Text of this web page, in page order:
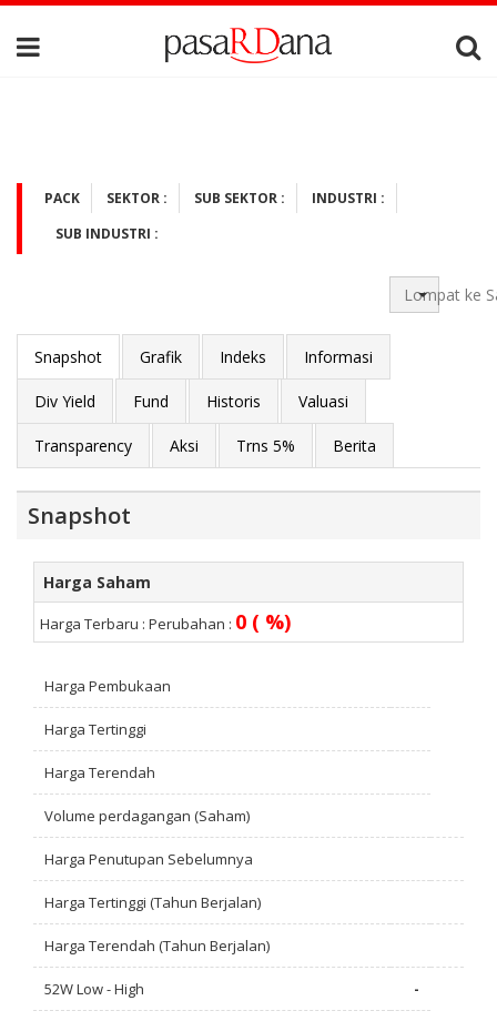
PACK SEKTOR : SUB SEKTOR :
INDUSTRI :
SUB INDUSTRI :
Lompat ke
Snapshot Grafik Indeks Informasi
Div Yield Fund Historis Valuasi
Transparency Aksi Trns 5% Berita
Snapshot
Harga Saham
Harga Terbaru : Perubahan : 0 ( %)
Harga Pembukaan
Harga Tertinggi
Harga Terendah
Volume perdagangan (Saham)
Harga Penutupan Sebelumnya
Harga Tertinggi (Tahun Berjalan)
Harga Terendah (Tahun Berjalan)
52W Low - High -